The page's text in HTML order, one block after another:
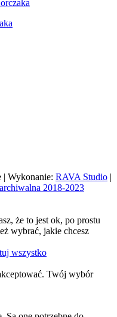
| Wykonanie: RAVA Studio |
2018-2023
że to jest ok, po prostu
wybrać, jakie chcesz
wszystko
Twój wybór